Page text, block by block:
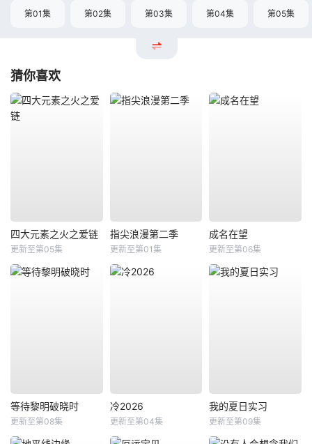
第01集 第02集 第03集 第04集 第05集
猜你喜欢
四大元素之火之爱链
更新至第05集
指尖浪漫第二季
更新至第01集
成名在望
更新至第06集
等待黎明破晓时
更新至第08集
冷2026
更新至第04集
我的夏日实习
更新至第09集